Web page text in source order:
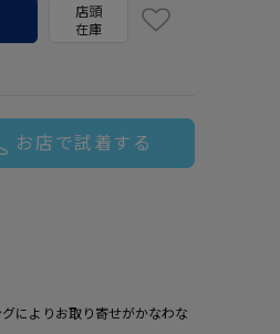
店頭
在庫
お店で試着する
によりお取り寄せがかなわな